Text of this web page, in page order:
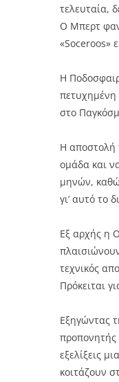
τελευταία,
Ο Μπερτ
«Soceroos»
Η
πετυχημένη
στο
Η αποστολή
ομάδα και
μηνών,
γι’ αυτό το
Εξ αρχής η
τεχνικός
Πρόκειται
Εξηγώντας
προπονητής
εξελίξεις
κοιτάζουν